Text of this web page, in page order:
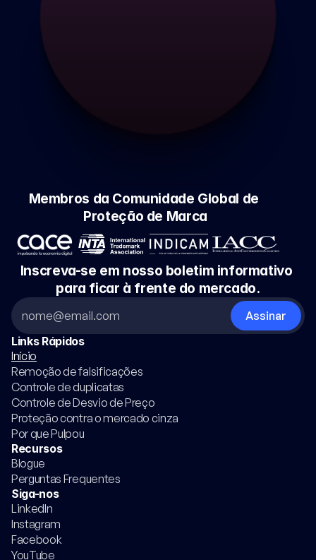
Membros da Comunidade Global de
Proteção de Marca
Links Rápidos
Início
Remoção de falsificações
Controle de duplicatas
Controle de Desvio de Preço
Proteção contra o mercado cinza
Por que Pulpou
Recursos
Blogue
Perguntas Frequentes
Siga-nos
LinkedIn
Instagram
Facebook
YouTube
Inscreva-se em nosso boletim informativo
para ficar à frente do mercado.